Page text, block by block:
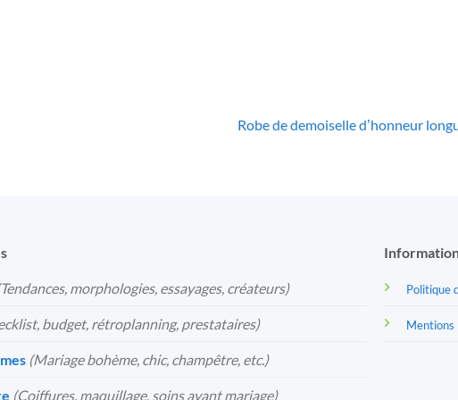
Robe de demoiselle dʼhonneur
morphologies, essayages, créateurs)
budget, rétroplanning, prestataires)
(Mariage bohème, chic, champêtre, etc.)
(Coiffures, maquillage, soins avant mariage)
Politique
Mentions